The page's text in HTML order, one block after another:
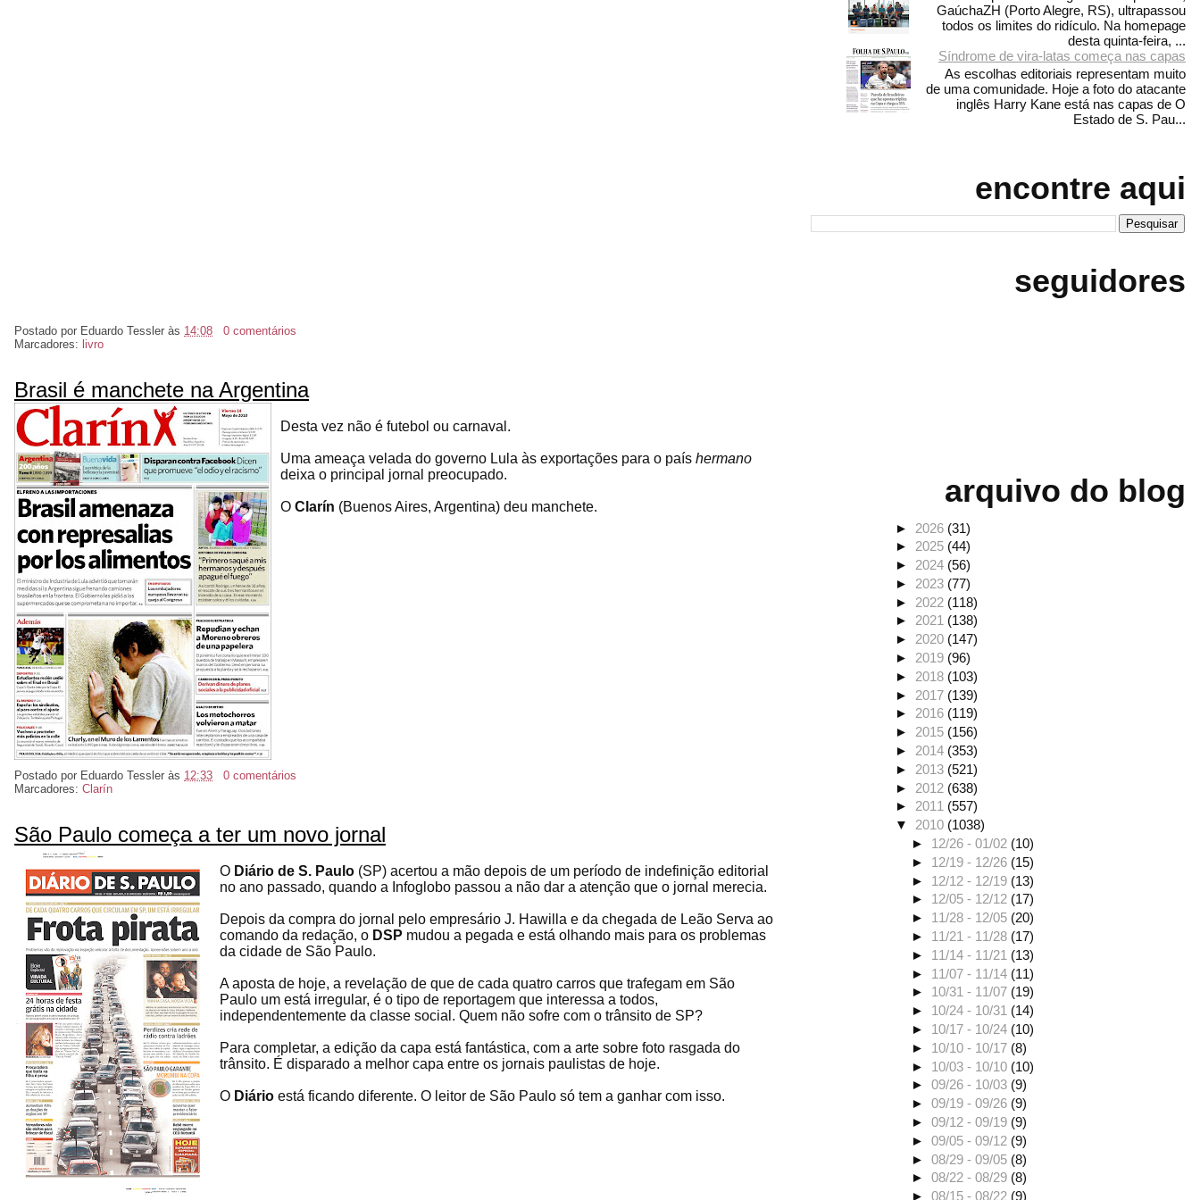
Postado por Eduardo Tessler às 14:08
0 comentários
Marcadores: livro
Brasil é manchete na Argentina
Desta vez não é futebol ou carnaval.
Uma ameaça velada do governo Lula às exportações para o país hermano
deixa o principal jornal preocupado.
O Clarín (Buenos Aires, Argentina) deu manchete.
Postado por Eduardo Tessler às 12:33
0 comentários
Marcadores: Clarín
São Paulo começa a ter um novo jornal
O Diário de S. Paulo (SP) acertou a mão depois de um período de indefinição editorial
no ano passado, quando a Infoglobo passou a não dar a atenção que o jornal merecia.
Depois da compra do jornal pelo empresário J. Hawilla e da chegada de Leão Serva ao
comando da redação, o DSP mudou a pegada e está olhando mais para os problemas
da cidade de São Paulo.
A aposta de hoje, a revelação de que de cada quatro carros que trafegam em São
Paulo um está irregular, é o tipo de reportagem que interessa a todos,
independentemente da classe social. Quem não sofre com o trânsito de SP?
Para completar, a edição da capa está fantástica, com a arte sobre foto rasgada do
trânsito. É disparado a melhor capa entre os jornais paulistas de hoje.
O Diário está ficando diferente. O leitor de São Paulo só tem a ganhar com isso.
GaúchaZH (Porto Alegre, RS), ultrapassou
todos os limites do ridículo. Na homepage
desta quinta-feira, ...
Síndrome de vira-latas começa nas capas
As escolhas editoriais representam muito
de uma comunidade. Hoje a foto do atacante
inglês Harry Kane está nas capas de O
Estado de S. Pau...
encontre aqui
seguidores
arquivo do blog
► 2026 (31)
► 2025 (44)
► 2024 (56)
► 2023 (77)
► 2022 (118)
►2021 (138)
► 2020 (147)
► 2019 (96)
► 2018 (103)
► 2017 (139)
►2016 (119)
► 2015 (156)
► 2014 (353)
► 2013 (521)
► 2012 (638)
►2011 (557)
▼ 2010 (1038)
► 12/26 - 01/02 (10)
► 12/19 - 12/26 (15)
► 12/12 - 12/19 (13)
► 12/05 - 12/12 (17)
► 11/28 - 12/05 (20)
► 11/21 - 11/28 (17)
► 11/14 - 11/21 (13)
► 11/07 - 11/14 (11)
► 10/31 - 11/07 (19)
► 10/24 - 10/31 (14)
► 10/17 - 10/24 (10)
► 10/10 - 10/17 (8)
► 10/03 - 10/10 (10)
►09/26 - 10/03 (9)
►09/19 - 09/26 (9)
►09/12 - 09/19 (9)
►09/05 - 09/12 (9)
►08/29 - 09/05 (8)
►08/22 - 08/29 (8)
►08/15 - 08/22 (9)